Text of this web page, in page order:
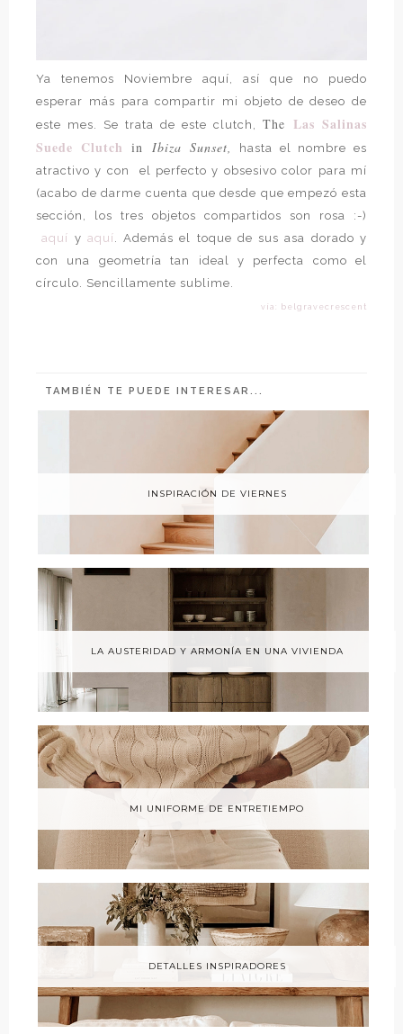
Ya tenemos Noviembre aquí, así que no puedo
esperar más para compartir mi objeto de deseo de
este mes. Se trata de este clutch, The Las Salinas
Suede Clutch in Ibiza Sunset,
hasta el nombre es
atractivo y con el perfecto y obsesivo color para mí
(acabo de darme cuenta que desde que empezó esta
sección, los tres objetos compartidos son rosa :-)
aquí y aquí. Además el toque de sus asa dorado y
con una geometría tan ideal y perfecta como el
círculo. Sencillamente sublime.
vía: belgravecrescent
TAMBIÉN TE PUEDE INTERESAR...
INSPIRACIÓN DE VIERNES
LA AUSTERIDAD Y ARMONÍA EN UNA VIVIENDA
MI UNIFORME DE ENTRETIEMPO
DETALLES INSPIRADORES